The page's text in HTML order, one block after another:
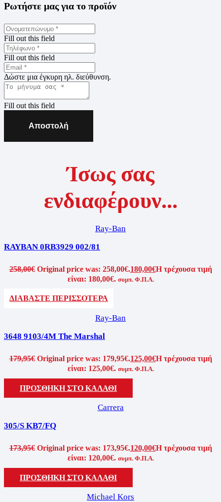
Ρωτήστε μας για το προϊόν
Fill out this field
Fill out this field
Δώστε μια έγκυρη ηλ. διεύθυνση.
Fill out this field
Αποστολή
Ίσως σας
ενδιαφέρουν...
Ray-Ban
RAYBAN 0RB3929 002/81
258,00€ Original price was: 258,00€.180,00€Η τρέχουσα τιμή
είναι: 180,00€. συμπ. Φ.Π.Α.
ΔΙΑΒΑΣΤΕ ΠΕΡΙΣΣΟΤΕΡΑ
Ray-Ban
3648 9103/4M The Marshal
179,95€ Original price was: 179,95€.125,00€Η τρέχουσα τιμή
είναι: 125,00€. συμπ. Φ.Π.Α.
ΠΡΟΣΘΗΚΗ ΣΤΟ ΚΑΛΑΘΙ
Carrera
305/S KB7/FQ
173,95€ Original price was: 173,95€.120,00€Η τρέχουσα τιμή
είναι: 120,00€. συμπ. Φ.Π.Α.
ΠΡΟΣΘΗΚΗ ΣΤΟ ΚΑΛΑΘΙ
Michael Kors